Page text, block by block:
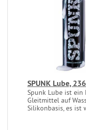
SPUNK Lube,
Spunk Lube ist ein
Gleitmittel auf
Silikonbasis, es ist